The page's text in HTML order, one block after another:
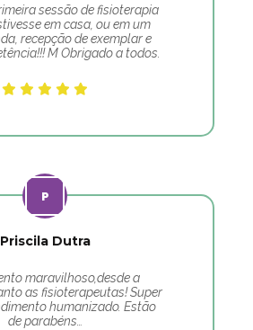
sessão de fisioterapia
em casa, ou em um
recepção de exemplar e
M Obrigado a todos.
Priscila Dutra
maravilhoso,desde a
as fisioterapeutas! Super
humanizado. Estão
de parabéns…